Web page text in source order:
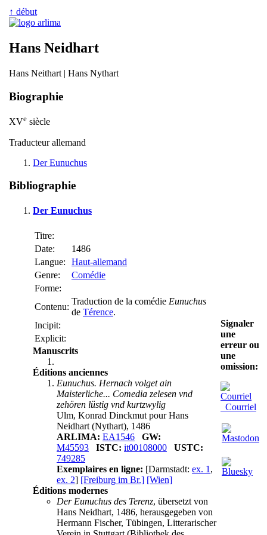
↑ début
Hans Neidhart
Hans Neithart | Hans Nythart
Biographie
XVe siècle
Traducteur allemand
Der Eunuchus
Bibliographie
Der Eunuchus
Titre:
Date:
1486
Langue:
Haut-allemand
Genre:
Comédie
Forme:
Contenu:
Traduction de la comédie Eunuchus
de Térence.
Incipit:
Explicit:
Manuscrits
Éditions anciennes
Eunuchus. Hernach volget ain
Maisterliche... Comedia zelesen vnd
zehören lüstig vnd kurtzwylig
Ulm, Konrad Dinckmut pour Hans
Neidhart (Nythart), 1486
ARLIMA: EA1546
GW:
M45593
ISTC: it00108000
USTC:
749285
Exemplaires en ligne: [Darmstadt: ex. 1 ,
ex. 2] [Freiburg im Br.] [Wien]
Éditions modernes
Der Eunuchus des Terenz, übersetzt von
Hans Neidhart, 1486, herausgegeben von
Hermann Fischer, Tübingen, Litterarischer
Signaler
une
erreur ou
une
omission:
Courriel